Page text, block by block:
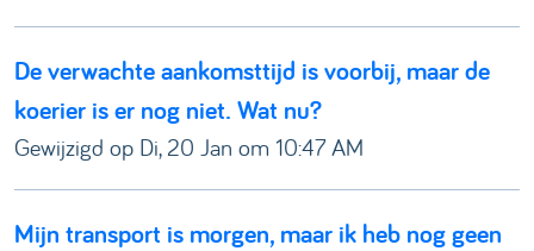
De verwachte aankomsttijd is voorbij, maar de
koerier is er nog niet. Wat nu?
Gewijzigd op Di, 20 Jan om 10:47 AM
Mijn transport is morgen, maar ik heb nog geen